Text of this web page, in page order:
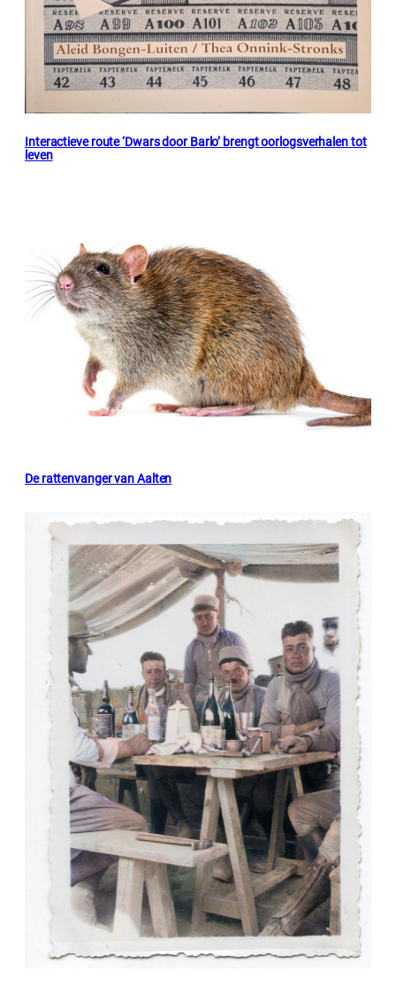
Interactieve route ‘Dwars door Barlo’ brengt oorlogsverhalen tot
leven
De rattenvanger van Aalten